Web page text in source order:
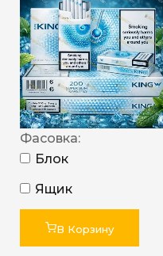
Фасовка:
Блок
Ящик
В Корзину